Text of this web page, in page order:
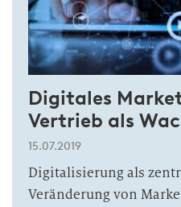
Digitales
Vertrieb als
15.07.2019
Digitalisierung als
Veränderung von